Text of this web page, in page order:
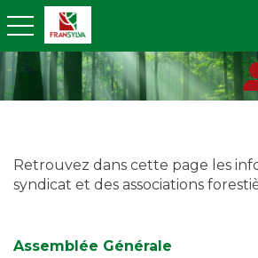
toggle navigation
Retrouvez dans cette page les
syndicat et des associations
Assemblée Générale